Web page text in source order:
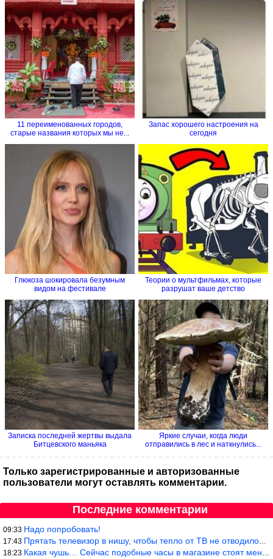
11 переименованных городов,
старые названия которых мы не...
Запас хорошего настроения на
сегодня
Глюкоза шокировала безумным
видом на фестивале
Теории о мультфильмах, которые
разрушат ваше детство
Записка последней жертвы выдала
Битцевского маньяка
Яркие случаи, когда люди
отправились в лес и наткнулись...
Только зарегистрированные и авторизованные
пользователи могут оставлять комментарии.
Последние комментарии
09:33 Надо попробовать!
17:43 Прятать телевизор в нишу, чтобы тепло от ТВ не отводилось и теле
18:23 Какая чушь… Сейчас подобные часы в магазине стоят меньше 10 долл